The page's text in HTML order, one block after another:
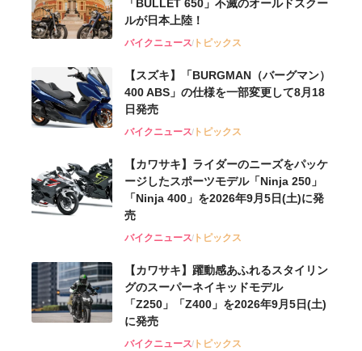
「BULLET 650」不滅のオールドスクー
ルが⽇本上陸！
バイクニューストピックス
【スズキ】「BURGMAN（バーグマン）
400 ABS」の仕様を一部変更して8月18
日発売
バイクニューストピックス
【カワサキ】ライダーのニーズをパッケ
ージしたスポーツモデル「Ninja 250」
「Ninja 400」を2026年9月5日(土)に発
売
バイクニューストピックス
【カワサキ】躍動感あふれるスタイリン
グのスーパーネイキッドモデル
「Z250」「Z400」を2026年9月5日(土)
に発売
バイクニューストピックス